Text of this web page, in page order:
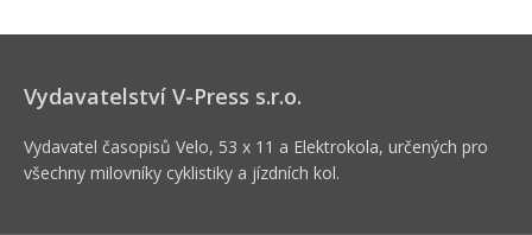
Vydavatelství V-Press s.r.o.
Vydavatel časopisů Velo, 53 x 11 a Elektrokola, určených pro
všechny milovníky cyklistiky a jízdních kol.